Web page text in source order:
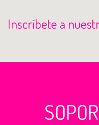
Inscríbete a